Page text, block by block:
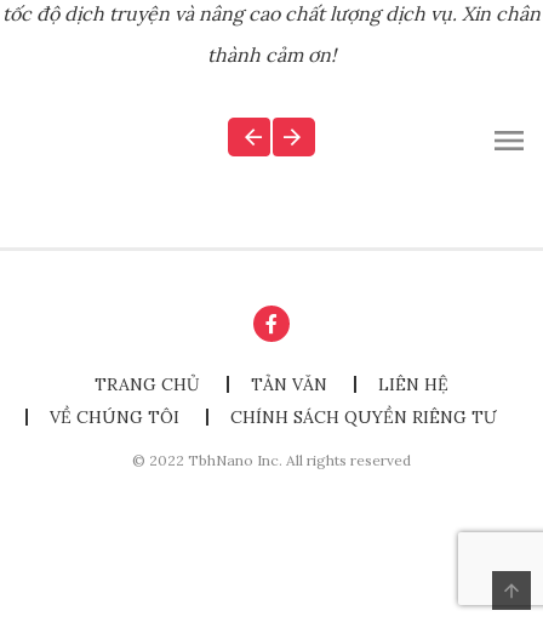
tốc độ dịch truyện và nâng cao chất lượng dịch vụ. Xin chân
thành cảm ơn!
TRANG CHỦ TẢN VĂN
LIÊN HỆ
VỀ CHÚNG TÔI
CHÍNH SÁCH QUYỀN RIÊNG TƯ
© 2022 TbhNano Inc. All rights reserved